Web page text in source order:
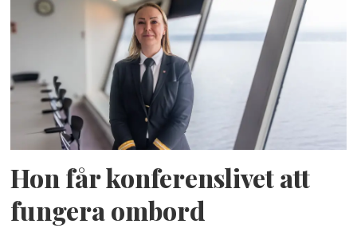
Hon får konferenslivet att
fungera ombord